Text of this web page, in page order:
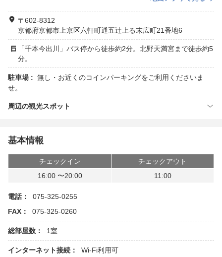
〒602-8312
京都府京都市上京区六軒町通五辻上る末広町21番地6
「千本今出川」バス停から徒歩約2分。北野天満宮まで徒歩約5
分。
駐車場 : 無し・お近くのコインパーキングをご利用くださいま
せ。
周辺の観光スポット
基本情報
チェックイン
チェックアウト
16:00 〜20:00
11:00
電話：
075-325-0255
FAX：
075-325-0260
総部屋数： 1室
インターネット接続： Wi-Fi利用可